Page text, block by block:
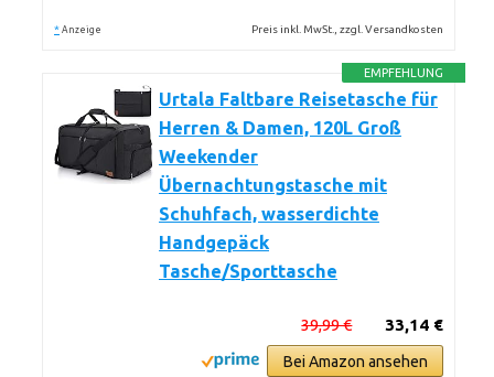
* Anzeige Preis inkl. MwSt., zzgl. Versandkosten
EMPFEHLUNG
Urtala Faltbare Reisetasche für
Herren & Damen, 120L Groß
Weekender
Übernachtungstasche mit
Schuhfach, wasserdichte
Handgepäck
Tasche/Sporttasche
33,14 €
39,99 €
Bei Amazon ansehen